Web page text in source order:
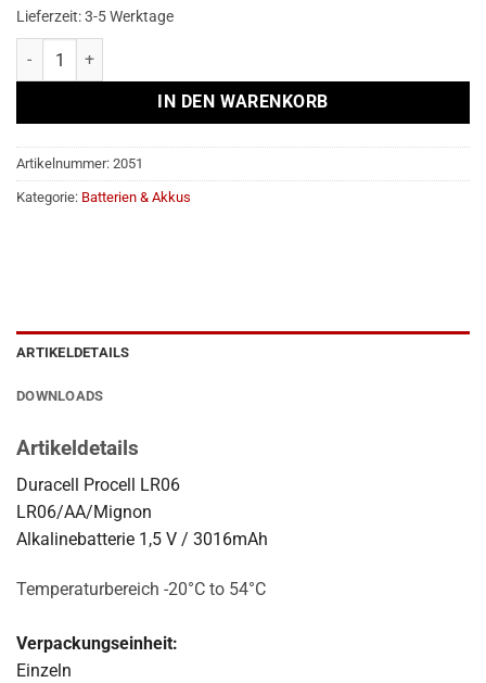
Lieferzeit:3-5 Werktage
Duracell Procell LR06 AA Menge
IN DEN WARENKORB
Alternative:
Artikelnummer: 2051
Kategorie: Batterien & Akkus
ARTIKELDETAILS
DOWNLOADS
Artikeldetails
Duracell Procell LR06
LR06/AA/Mignon
Alkalinebatterie 1,5 V / 3016mAh
Temperaturbereich -20°C to 54°C
Verpackungseinheit:
Einzeln